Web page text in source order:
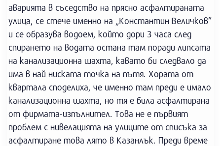
аварията в съседство на прясно асфалтираната
улица, се стече именно на „Константин Величков”
и се образува водоем, който дори 3 часа след
спирането на водата остана там поради липсата
на канализационна шахта, кавато би следвало да
има в най ниската точка на пътя. Хората от
квартала споделиха, че именно там преди е имало
канализационна шахта, но тя е била асфалтирана
от фирмата-изпълнител. Това не е първият
проблем с нивелацията на улиците от списъка за
асфалтиране това лято в Казанлък. Преди време